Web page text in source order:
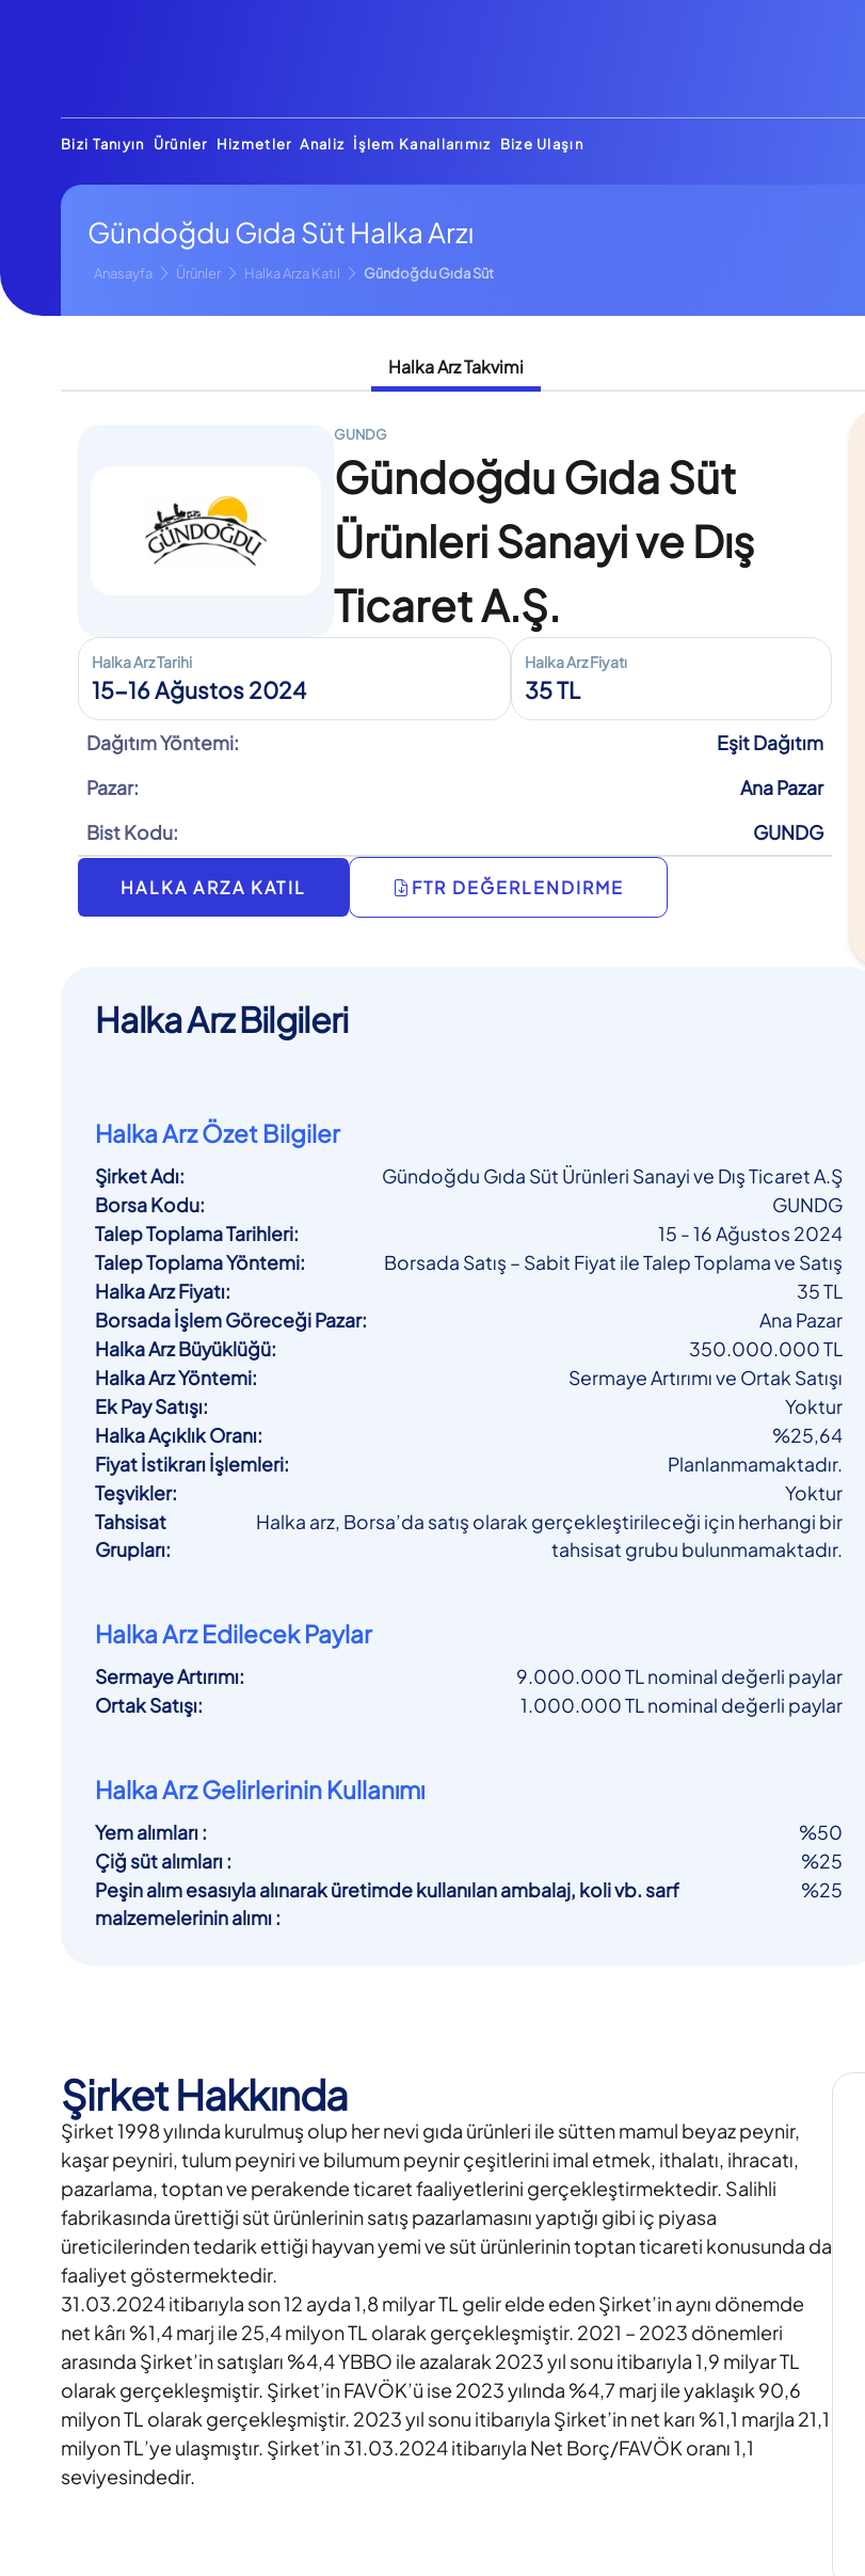
Bizi Tanıyın Ürünler Hizmetler Analiz İşlem Kanallarımız Bize Ulaşın
Gündoğdu Gıda Süt Halka Arzı
Anasayfa Ürünler Halka Arza Katıl Gündoğdu Gıda Süt
Halka Arz Takvimi
GUNDG
Gündoğdu Gıda Süt
Ürünleri Sanayi ve Dış
Ticaret A.Ş.
Halka Arz Tarihi
15-16 Ağustos 2024
Halka Arz Fiyatı
35 TL
Dağıtım Yöntemi:
Eşit Dağıtım
Pazar:
Ana Pazar
Bist Kodu:
GUNDG
HALKA ARZA KATIL FTR DEĞERLENDIRME
Halka Arz Bilgileri
Halka Arz Özet Bilgiler
Şirket Adı:
Gündoğdu Gıda Süt Ürünleri Sanayi ve Dış Ticaret A.Ş
Borsa Kodu:
GUNDG
Talep Toplama Tarihleri:
15 - 16 Ağustos 2024
Talep Toplama Yöntemi:
Borsada Satış – Sabit Fiyat ile Talep Toplama ve Satış
Halka Arz Fiyatı:
35 TL
Borsada İşlem Göreceği Pazar:
Ana Pazar
Halka Arz Büyüklüğü:
350.000.000 TL
Halka Arz Yöntemi:
Sermaye Artırımı ve Ortak Satışı
Ek Pay Satışı:
Yoktur
Halka Açıklık Oranı:
%25,64
Fiyat İstikrarı İşlemleri:
Planlanmamaktadır.
Teşvikler:
Yoktur
Tahsisat
Grupları:
Halka arz, Borsa’da satış olarak gerçekleştirileceği için herhangi bir
tahsisat grubu bulunmamaktadır.
Halka Arz Edilecek Paylar
Sermaye Artırımı:
9.000.000 TL nominal değerli paylar
Ortak Satışı: 1.000.000 TL nominal değerli paylar
Halka Arz Gelirlerinin Kullanımı
Yem alımları:
%50
Çiğ süt alımları:
%25
Peşin alım esasıyla alınarak üretimde kullanılan ambalaj, koli vb. sarf
malzemelerinin alımı:
%25
Şirket Hakkında
Şirket 1998 yılında kurulmuş olup her nevi gıda ürünleri ile sütten mamul beyaz peynir,
kaşar peyniri, tulum peyniri ve bilumum peynir çeşitlerini imal etmek, ithalatı, ihracatı,
pazarlama, toptan ve perakende ticaret faaliyetlerini gerçekleştirmektedir. Salihli
fabrikasında ürettiği süt ürünlerinin satış pazarlamasını yaptığı gibi iç piyasa
üreticilerinden tedarik ettiği hayvan yemi ve süt ürünlerinin toptan ticareti konusunda da
faaliyet göstermektedir.
31.03.2024 itibarıyla son 12 ayda 1,8 milyar TL gelir elde eden Şirket’in aynı dönemde
net kârı %1,4 marj ile 25,4 milyon TL olarak gerçekleşmiştir. 2021 – 2023 dönemleri
arasında Şirket’in satışları %4,4 YBBO ile azalarak 2023 yıl sonu itibarıyla 1,9 milyar TL
olarak gerçekleşmiştir. Şirket’in FAVÖK’ü ise 2023 yılında %4,7 marj ile yaklaşık 90,6
milyon TL olarak gerçekleşmiştir. 2023 yıl sonu itibarıyla Şirket’in net karı %1,1 marjla 21,1
milyon TL’ye ulaşmıştır. Şirket’in 31.03.2024 itibarıyla Net Borç/FAVÖK oranı 1,1
seviyesindedir.